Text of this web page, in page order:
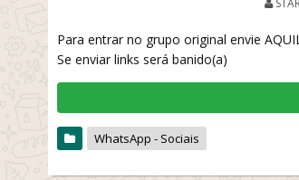
Para entrar no grupo original envie
Se enviar links será banido(a)
WhatsApp - Sociais